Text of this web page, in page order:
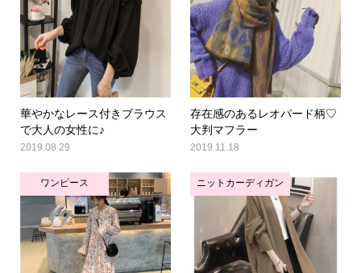
華やかなレース付きブラウス
で大人の女性に♪
2019.08.29
存在感のあるレオパード柄♡
大判マフラー
2019.11.18
ワンピース ニットカーディガン